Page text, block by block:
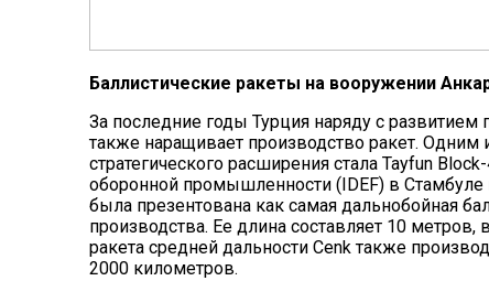
Баллистические ракеты на вооружении
За последние годы Турция наряду с
также наращивает производство ракет. Одним
стратегического расширения стала Tayfun
оборонной промышленности (IDEF) в Стамбуле
была презентована как самая дальнобойная
производства. Ее длина составляет 10
ракета средней дальности Cenk также
2000 километров.